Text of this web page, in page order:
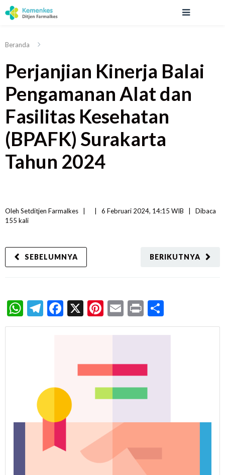
Beranda
Perjanjian Kinerja Balai
Pengamanan Alat dan
Fasilitas Kesehatan
(BPAFK) Surakarta
Tahun 2024
Oleh Setditjen Farmalkes 6 Februari 2024, 14:15 WIB
Dibaca
155 kali
BERIKUTNYA
SEBELUMNYA
WhatsApp
Telegram
Facebook
X Pinterest
Email
Print